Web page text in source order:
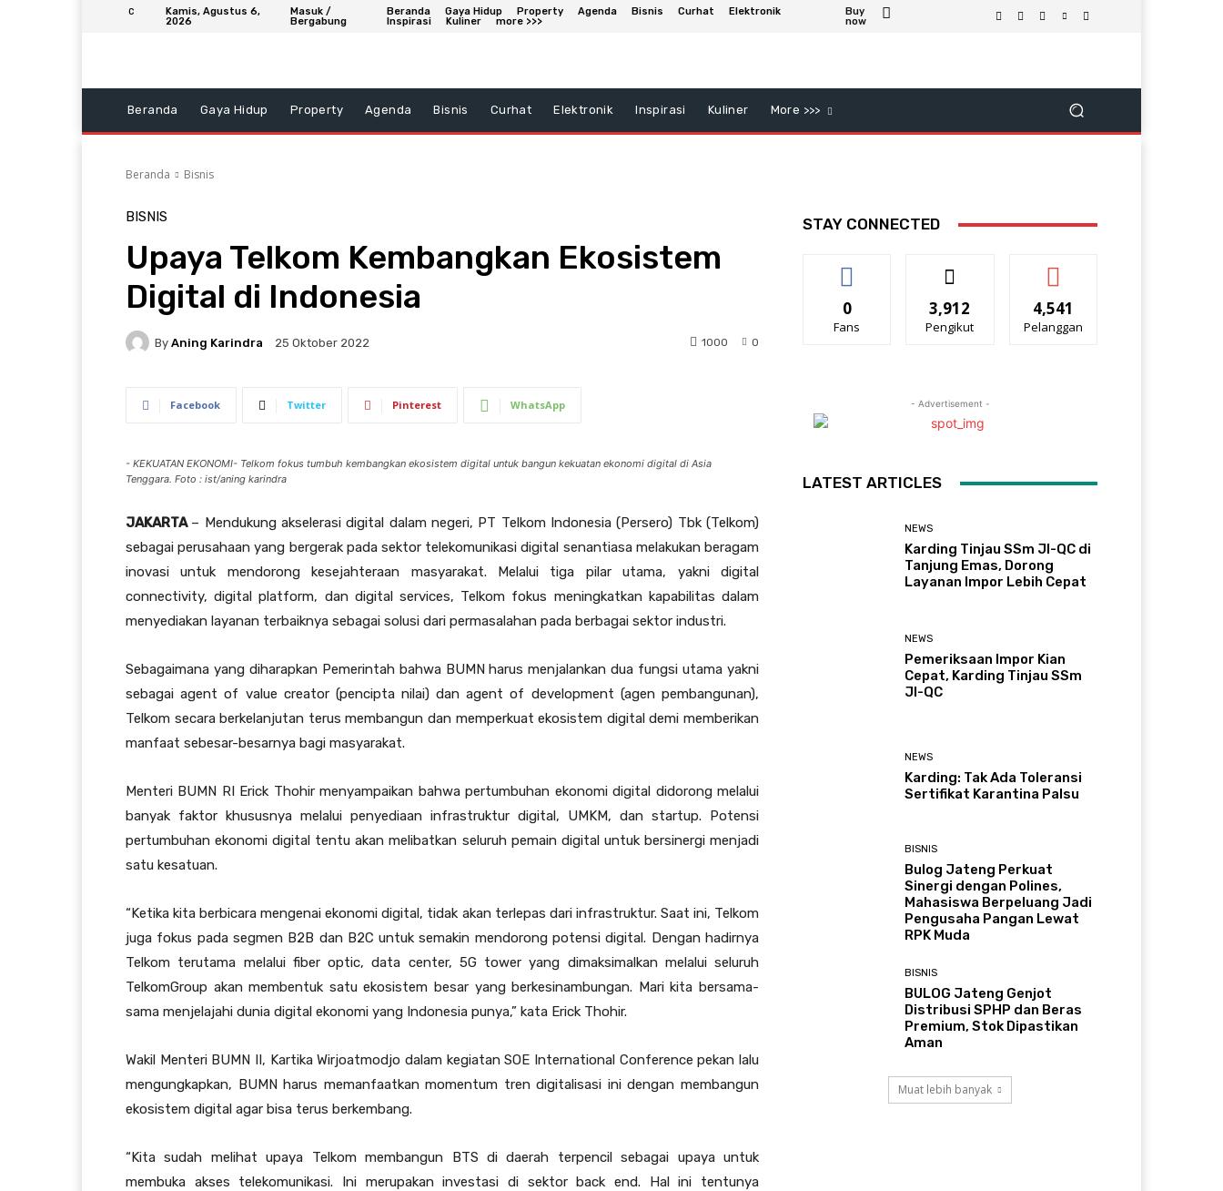
C
Kamis, Agustus 6,
2026
Masuk /
Bergabung
Beranda Gaya Hidup Property Agenda Bisnis Curhat
Elektronik
Inspirasi
Kuliner more >>>
Buy
now
Beranda Gaya Hidup Property Agenda Bisnis Curhat Elektronik Inspirasi Kuliner More >>>
Beranda Bisnis
BISNIS
Upaya Telkom Kembangkan Ekosistem
Digital di Indonesia
By Aning Karindra 25 Oktober 2022 0
1000
Facebook Twitter Pinterest WhatsApp
- KEKUATAN EKONOMI- Telkom fokus tumbuh kembangkan ekosistem digital untuk bangun kekuatan ekonomi digital di Asia
Tenggara. Foto : ist/aning karindra
JAKARTA – Mendukung akselerasi digital dalam negeri, PT Telkom Indonesia (Persero) Tbk (Telkom)
sebagai perusahaan yang bergerak pada sektor telekomunikasi digital senantiasa melakukan beragam
inovasi untuk mendorong kesejahteraan masyarakat. Melalui tiga pilar utama, yakni digital
connectivity, digital platform, dan digital services, Telkom fokus meningkatkan kapabilitas dalam
menyediakan layanan terbaiknya sebagai solusi dari permasalahan pada berbagai sektor industri.
Sebagaimana yang diharapkan Pemerintah bahwa BUMN harus menjalankan dua fungsi utama yakni
sebagai agent of value creator (pencipta nilai) dan agent of development (agen pembangunan),
Telkom secara berkelanjutan terus membangun dan memperkuat ekosistem digital demi memberikan
manfaat sebesar-besarnya bagi masyarakat.
Menteri BUMN RI Erick Thohir menyampaikan bahwa pertumbuhan ekonomi digital didorong melalui
banyak faktor khususnya melalui penyediaan infrastruktur digital, UMKM, dan startup. Potensi
pertumbuhan ekonomi digital tentu akan melibatkan seluruh pemain digital untuk bersinergi menjadi
satu kesatuan.
“Ketika kita berbicara mengenai ekonomi digital, tidak akan terlepas dari infrastruktur. Saat ini, Telkom
juga fokus pada segmen B2B dan B2C untuk semakin mendorong potensi digital. Dengan hadirnya
Telkom terutama melalui fiber optic, data center, 5G tower yang dimaksimalkan melalui seluruh
TelkomGroup akan membentuk satu ekosistem besar yang berkesinambungan. Mari kita bersama-
sama menjelajahi dunia digital ekonomi yang Indonesia punya,” kata Erick Thohir.
Wakil Menteri BUMN II, Kartika Wirjoatmodjo dalam kegiatan SOE International Conference pekan lalu
mengungkapkan, BUMN harus memanfaatkan momentum tren digitalisasi ini dengan membangun
ekosistem digital agar bisa terus berkembang.
“Kita sudah melihat upaya Telkom membangun BTS di daerah terpencil sebagai upaya untuk
membuka akses telekomunikasi. Ini merupakan investasi di sektor back end. Hal ini tentunya
STAY CONNECTED
0
Fans
3,912
Pengikut
4,541
Pelanggan
- Advertisement -
LATEST ARTICLES
NEWS
Karding Tinjau SSm JI-QC di
Tanjung Emas, Dorong
Layanan Impor Lebih Cepat
NEWS
Pemeriksaan Impor Kian
Cepat, Karding Tinjau SSm
JI-QC
NEWS
Karding: Tak Ada Toleransi
Sertifikat Karantina Palsu
BISNIS
Bulog Jateng Perkuat
Sinergi dengan Polines,
Mahasiswa Berpeluang Jadi
Pengusaha Pangan Lewat
RPK Muda
BISNIS
BULOG Jateng Genjot
Distribusi SPHP dan Beras
Premium, Stok Dipastikan
Aman
Muat lebih banyak